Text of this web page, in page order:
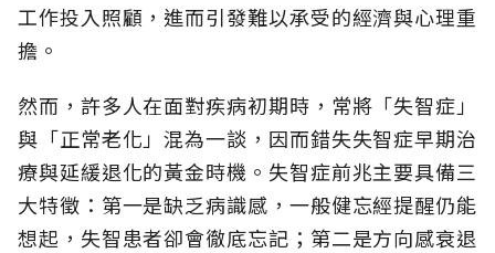
工作投入照顧，進而引發難以承受的經濟與心理重
擔。
然而，許多人在面對疾病初期時，常將「失智症」
與「正常老化」混為一談，因而錯失失智症早期治
療與延緩退化的黃金時機。失智症前兆主要具備三
大特徵：第一是缺乏病識感，一般健忘經提醒仍能
想起，失智患者卻會徹底忘記；第二是方向感衰退